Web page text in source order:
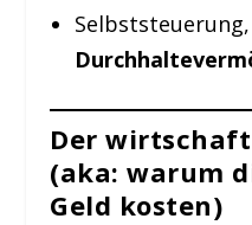
Der
(aka: warum
Geld kosten)